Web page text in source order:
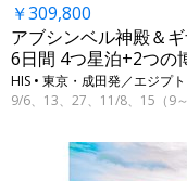
￥309,800
アブシンベル神殿＆
6日間 4つ星泊+2つの
HIS • 東京・成田発／エジプ